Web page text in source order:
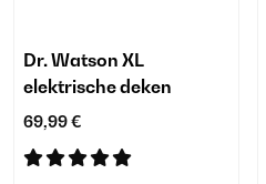
Dr. Watson XL
elektrische deken
69,99 €